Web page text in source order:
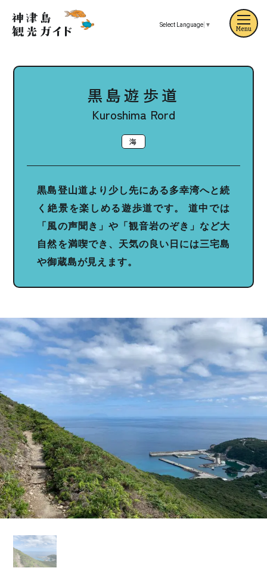
Select Language ▼
黒島遊歩道
Kuroshima Rord
海
黒島登山道より少し先にある多幸湾へと続
く絶景を楽しめる遊歩道です。
道中では
「風の声聞き」や「観音岩のぞき」など大
自然を満喫でき、天気の良い日には三宅島
や御蔵島が見えます。
Menu